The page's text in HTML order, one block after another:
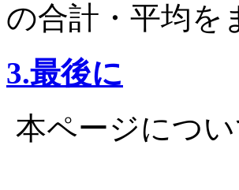
の合計・平均を
3.最後に
本ページにつ